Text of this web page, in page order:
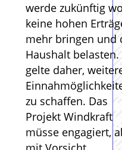
werde zukünftig
keine hohen
mehr bringen und
Haushalt belasten.
gelte daher,
zu schaffen. Das
Projekt Windkraft
müsse engagiert,